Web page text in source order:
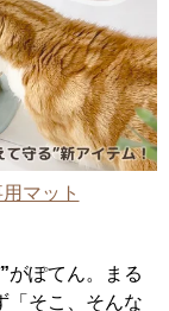
マット
がぽてん。まる
「そこ、そんな